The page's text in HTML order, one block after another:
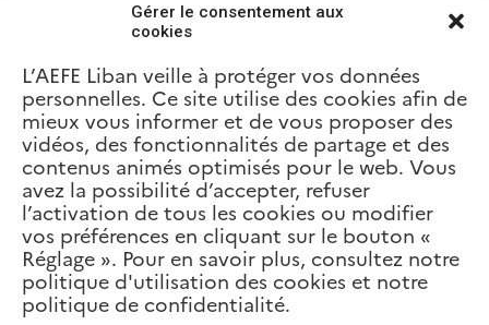
Gérer le consentement aux
cookies
L’AEFE Liban veille à protéger vos données
personnelles. Ce site utilise des cookies afin de
mieux vous informer et de vous proposer des
vidéos, des fonctionnalités de partage et des
contenus animés optimisés pour le web. Vous
avez la possibilité d’accepter, refuser
l’activation de tous les cookies ou modifier
vos préférences en cliquant sur le bouton «
Réglage ». Pour en savoir plus, consultez notre
politique d'utilisation des cookies et notre
politique de confidentialité.
Précédent
Collège Mariste – Champville
Collège Élysée
Articles Liés